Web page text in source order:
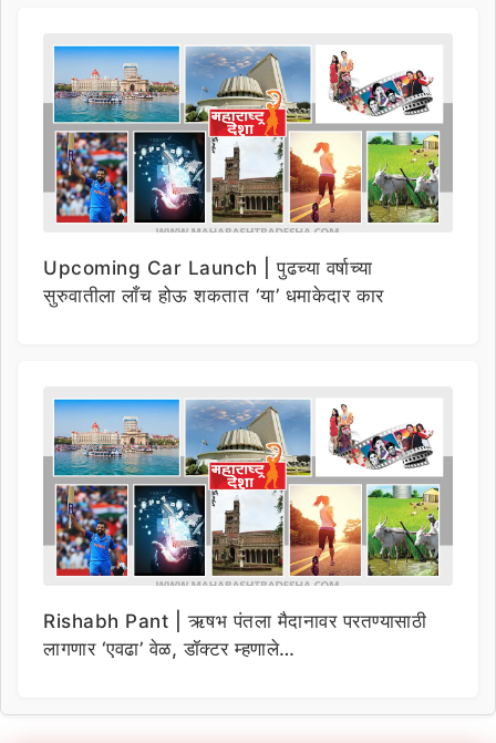
Upcoming Car Launch | पुढच्या वर्षाच्या
सुरुवातीला लाँच होऊ शकतात ‘या’ धमाकेदार कार
Rishabh Pant | ऋषभ पंतला मैदानावर परतण्यासाठी
लागणार ‘एवढा’ वेळ, डॉक्टर म्हणाले…